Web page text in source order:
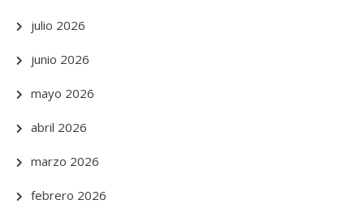
julio 2026
junio 2026
mayo 2026
abril 2026
marzo 2026
febrero 2026